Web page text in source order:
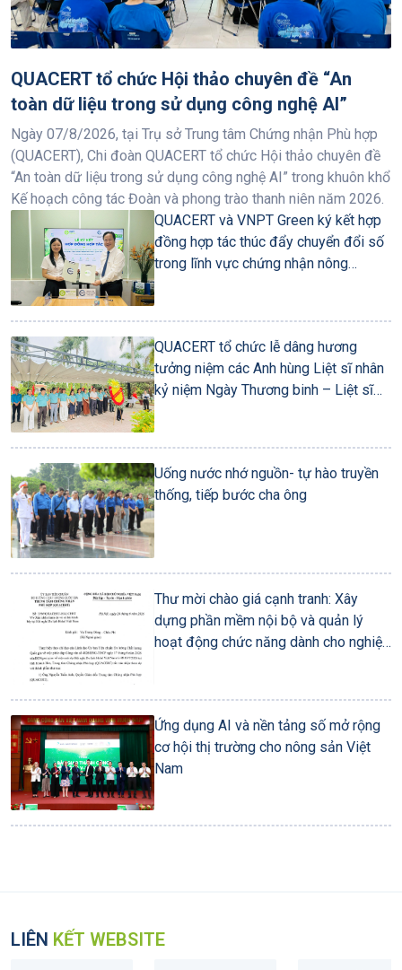
QUACERT tổ chức Hội thảo chuyên đề “An
toàn dữ liệu trong sử dụng công nghệ AI”
Ngày 07/8/2026, tại Trụ sở Trung tâm Chứng nhận Phù hợp
(QUACERT), Chi đoàn QUACERT tổ chức Hội thảo chuyên đề
“An toàn dữ liệu trong sử dụng công nghệ AI” trong khuôn khổ
Kế hoạch công tác Đoàn và phong trào thanh niên năm 2026.
QUACERT và VNPT Green ký kết hợp
đồng hợp tác thúc đẩy chuyển đổi số
trong lĩnh vực chứng nhận nông
QUACERT tổ chức lễ dâng hương
tưởng niệm các Anh hùng Liệt sĩ nhân
kỷ niệm Ngày Thương binh – Liệt sĩ
Uống nước nhớ nguồn- tự hào truyền
thống, tiếp bước cha ông
Thư mời chào giá cạnh tranh: Xây
dựng phần mềm nội bộ và quản lý
hoạt động chức năng dành cho nghiệp
Ứng dụng AI và nền tảng số mở rộng
cơ hội thị trường cho nông sản Việt
Nam
LIÊN KẾT WEBSITE